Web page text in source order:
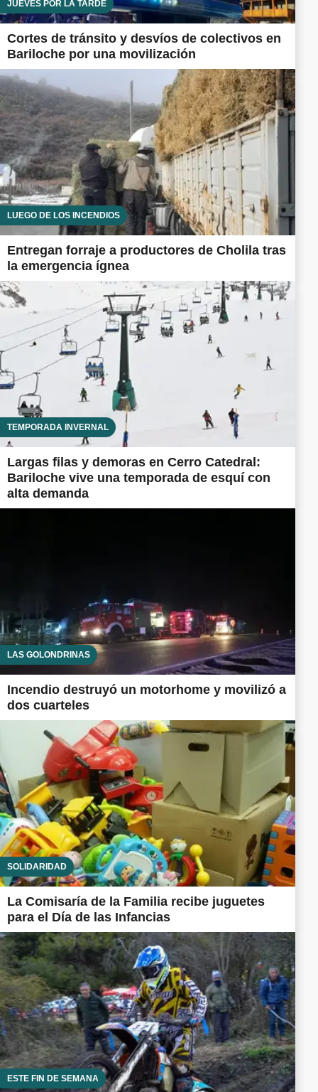
JUEVES POR LA TARDE
Cortes de tránsito y desvíos de colectivos en
Bariloche por una movilización
LUEGO DE LOS INCENDIOS
Entregan forraje a productores de Cholila tras
la emergencia ígnea
TEMPORADA INVERNAL
Largas filas y demoras en Cerro Catedral:
Bariloche vive una temporada de esquí con
alta demanda
LAS GOLONDRINAS
Incendio destruyó un motorhome y movilizó a
dos cuarteles
SOLIDARIDAD
La Comisaría de la Familia recibe juguetes
para el Día de las Infancias
ESTE FIN DE SEMANA